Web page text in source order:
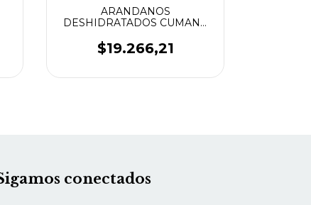
ARANDANOS
DESHIDRATADOS CUMANA
$19.266,21
conectados